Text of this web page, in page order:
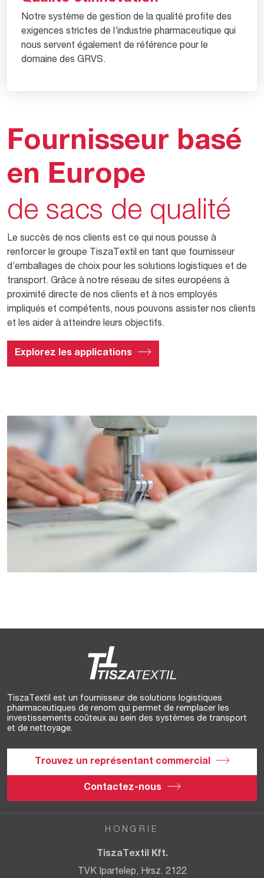
Notre système de gestion de la qualité profite des
exigences strictes de l’industrie pharmaceutique qui
nous servent également de référence pour le
domaine des GRVS.
Fournisseur basé
en Europe
de sacs de qualité
Le succès de nos clients est ce qui nous pousse à
renforcer le groupe TiszaTextil en tant que fournisseur
d’emballages de choix pour les solutions logistiques et de
transport. Grâce à notre réseau de sites européens à
proximité directe de nos clients et à nos employés
impliqués et compétents, nous pouvons assister nos clients
et les aider à atteindre leurs objectifs.
Explorez les applications
TiszaTextil est un fournisseur de solutions logistiques
pharmaceutiques de renom qui permet de remplacer les
investissements coûteux au sein des systèmes de transport
et de nettoyage.
Trouvez un représentant commercial
Contactez-nous
HONGRIE
TiszaTextil Kft.
TVK Ipartelep, Hrsz. 2122